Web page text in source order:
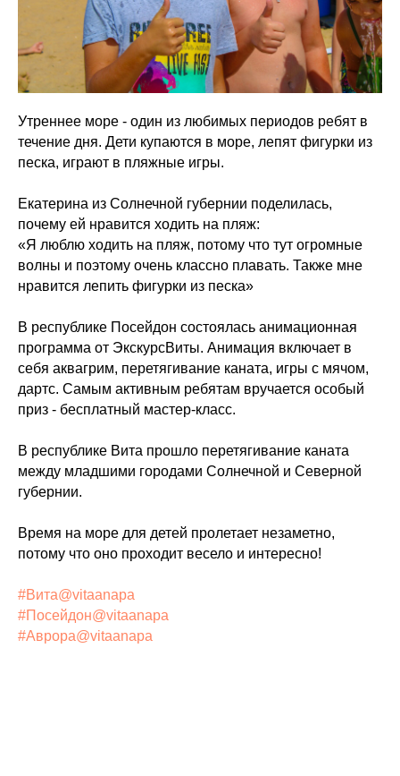
Утреннее море - один из любимых периодов ребят в
течение дня. Дети купаются в море, лепят фигурки из
песка, играют в пляжные игры.
Екатерина из Солнечной губернии поделилась,
почему ей нравится ходить на пляж:
«Я люблю ходить на пляж, потому что тут огромные
волны и поэтому очень классно плавать. Также мне
нравится лепить фигурки из песка»
В республике Посейдон состоялась анимационная
программа от ЭкскурсВиты. Анимация включает в
себя аквагрим, перетягивание каната, игры с мячом,
дартс. Самым активным ребятам вручается особый
приз - бесплатный мастер-класс.
В республике Вита прошло перетягивание каната
между младшими городами Солнечной и Северной
губернии.
Время на море для детей пролетает незаметно,
потому что оно проходит весело и интересно!
#Вита@vitaanapa
#Посейдон@vitaanapa
#Аврора@vitaanapa